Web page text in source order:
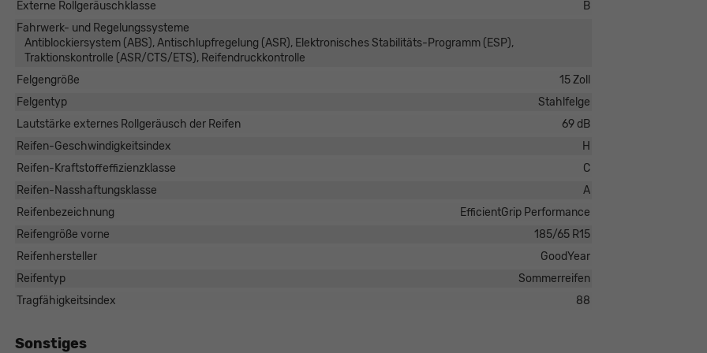
Externe Rollgeräuschklasse
B
Fahrwerk- und Regelungssysteme
Antiblockiersystem (ABS), Antischlupfregelung (ASR), Elektronisches Stabilitäts-Programm (ESP),
Traktionskontrolle (ASR/CTS/ETS), Reifendruckkontrolle
Felgengröße
15 Zoll
Felgentyp
Stahlfelge
Lautstärke externes Rollgeräusch der Reifen
69 dB
Reifen-Geschwindigkeitsindex
H
Reifen-Kraftstoffeffizienzklasse
C
Reifen-Nasshaftungsklasse
A
Reifenbezeichnung
EfficientGrip Performance
Reifengröße vorne
185/65 R15
Reifenhersteller
GoodYear
Reifentyp
Sommerreifen
Tragfähigkeitsindex
88
Sonstiges